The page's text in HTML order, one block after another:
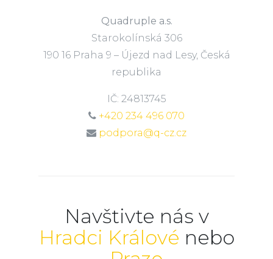
Quadruple a.s.
Starokolínská 306
190 16 Praha 9 – Újezd nad Lesy, Česká
republika
IČ: 24813745
+420 234 496 070
podpora@q-cz.cz
Navštivte nás v
Hradci Králové nebo